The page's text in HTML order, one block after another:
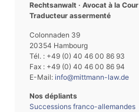
Rechtsanwalt · Avocat à la Cour
Traducteur assermenté
Colonnaden 39
20354 Hambourg
Tél. : +49 (0) 40 46 00 86 93
Fax : +49 (0) 40 46 00 86 94
E-Mail: info@mittmann-law.de
Nos dépliants
Successions franco-allemandes